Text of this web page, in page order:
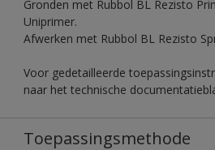
Gronden met Rubbol BL Rezisto
Uniprimer.
Afwerken met Rubbol BL Rezisto
Voor gedetailleerde
naar het technische
Toepassingsmethode